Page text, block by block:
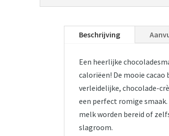
Beschrijving
Een heerlijke
caloriëen! De mooie cacao
verleidelijke, chocolade-
een perfect romige
melk worden bereid of
slagroom.